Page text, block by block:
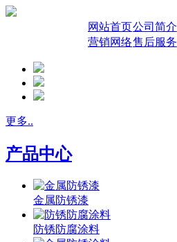
网站首页公司简介
营销网络售后服务
更多..
产品中心
金属防锈漆
防锈防腐涂料